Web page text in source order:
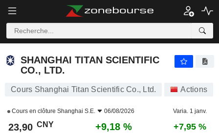
SHANGHAI TITAN SCIENTIFIC
CO., LTD.
Cours Shanghai Titan Scientific Co., Ltd. Actions
Cours en clôture Shanghai S.E. 06/08/2026 Varia. 1 janv.
23,90 CNY +9,18 % +7,95 %